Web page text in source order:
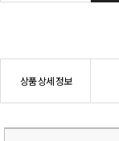
상품 상세 정보